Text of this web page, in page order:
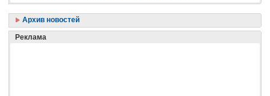
Архив новостей
Реклама